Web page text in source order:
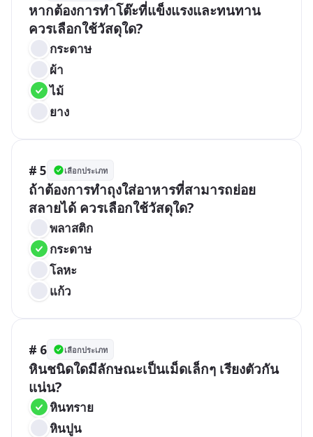
หากต้องการทำโต๊ะที่แข็งแรงและทนทาน
ควรเลือกใช้วัสดุใด?
กระดาษ
ผ้า
ไม้
ยาง
# 5 เลือกประเภท
ถ้าต้องการทำถุงใส่อาหารที่สามารถย่อย
สลายได้ ควรเลือกใช้วัสดุใด?
พลาสติก
กระดาษ
โลหะ
แก้ว
# 6 เลือกประเภท
หินชนิดใดมีลักษณะเป็นเม็ดเล็กๆ เรียงตัวกัน
แน่น?
หินทราย
หินปูน